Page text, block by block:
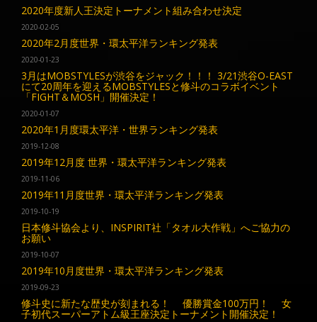
2020年度新人王決定トーナメント組み合わせ決定
2020-02-05
2020年2月度世界・環太平洋ランキング発表
2020-01-23
3月はMOBSTYLESが渋谷をジャック！！！ 3/21渋谷O-EAST
にて20周年を迎えるMOBSTYLESと修斗のコラボイベント
「FIGHT＆MOSH」開催決定！
2020-01-07
2020年1月度環太平洋・世界ランキング発表
2019-12-08
2019年12月度 世界・環太平洋ランキング発表
2019-11-06
2019年11月度世界・環太平洋ランキング発表
2019-10-19
日本修斗協会より、INSPIRIT社「タオル大作戦」へご協力の
お願い
2019-10-07
2019年10月度世界・環太平洋ランキング発表
2019-09-23
修斗史に新たな歴史が刻まれる！ 優勝賞金100万円！ 女
子初代スーパーアトム級王座決定トーナメント開催決定！